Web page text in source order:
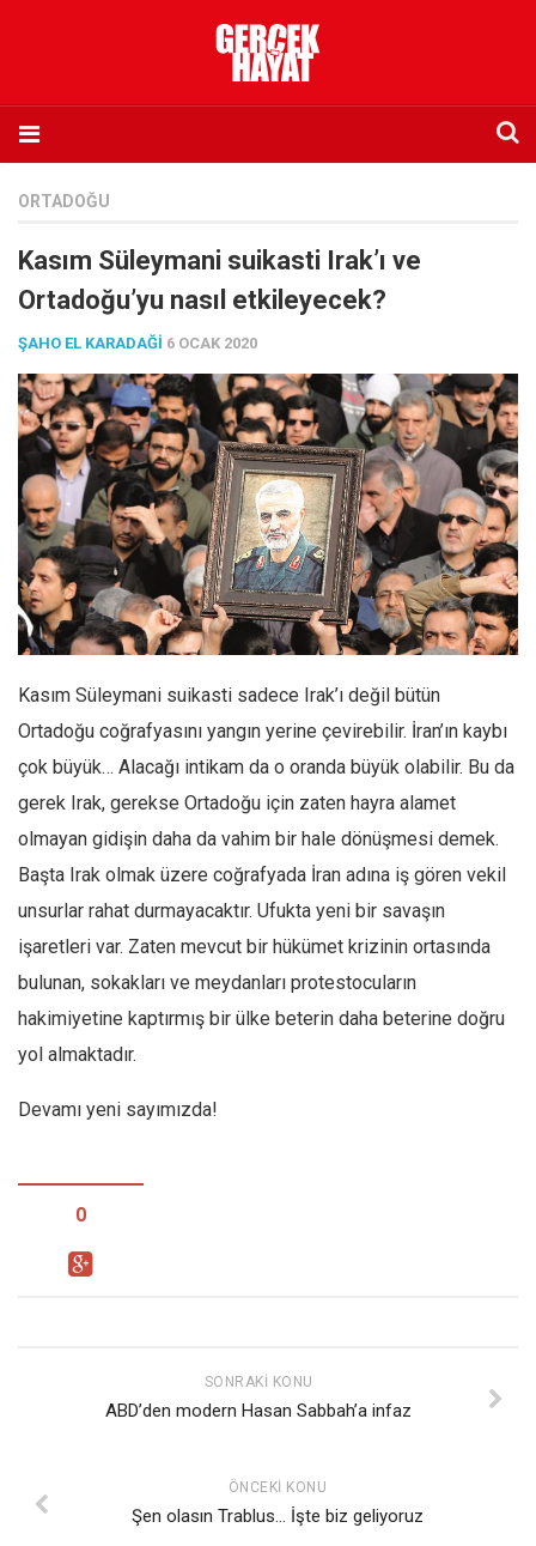
Künye
İletişim
Abone olmak istiyorum
Satış noktası listesi
Eksik sayıların temini
Sosyal Medya
Twitter
Facebook
Instagram
YouTube
Kemal Özer
Mahmut Toptaş
Yvonne Ridley
Barış Tarımcıoğlu
Ömer Kayani
Yusuf Armağan
Hasanali Yıldırım
Leyla Şerif Emin
Mehmet Ali Tekin
Amina S. Jenenkovic
Esra Elönü
ORTADOĞU
Kasım Süleymani suikasti Irak’ı ve
Ortadoğu’yu nasıl etkileyecek?
ŞAHO EL KARADAĞI 6 OCAK 2020
Kasım Süleymani suikasti sadece Irak’ı değil bütün
Ortadoğu coğrafyasını yangın yerine çevirebilir. İran’ın kaybı
çok büyük… Alacağı intikam da o oranda büyük olabilir. Bu da
gerek Irak, gerekse Ortadoğu için zaten hayra alamet
olmayan gidişin daha da vahim bir hale dönüşmesi demek.
Başta Irak olmak üzere coğrafyada İran adına iş gören vekil
unsurlar rahat durmayacaktır. Ufukta yeni bir savaşın
işaretleri var. Zaten mevcut bir hükümet krizinin ortasında
bulunan, sokakları ve meydanları protestocuların
hakimiyetine kaptırmış bir ülke beterin daha beterine doğru
yol almaktadır.
Devamı yeni sayımızda!
0
SONRAKI KONU
ABD’den modern Hasan Sabbah’a infaz
ÖNCEKI KONU
Şen olasın Trablus… İşte biz geliyoruz